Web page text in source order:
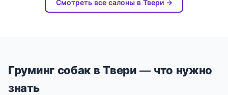
Смотреть все салоны в Твери →
Груминг собак в Твери — что нужно
знать